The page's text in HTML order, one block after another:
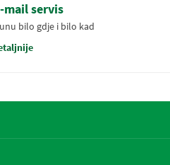
mail servis
bilo gdje i bilo kad